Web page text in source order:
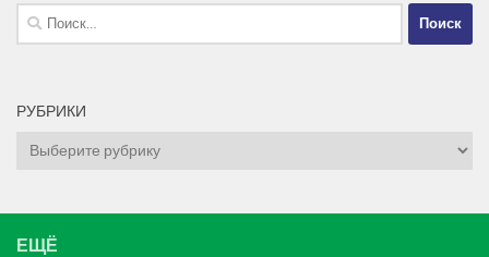
Найти:
РУБРИКИ
Рубрики
ЕЩЁ